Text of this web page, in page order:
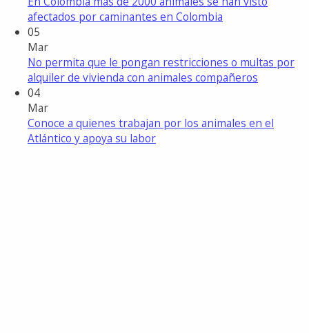
afectados por caminantes en Colombia
05
Mar
No permita que le pongan restricciones o multas por
alquiler de vivienda con animales compañeros
04
Mar
Conoce a quienes trabajan por los animales en el
Atlántico y apoya su labor